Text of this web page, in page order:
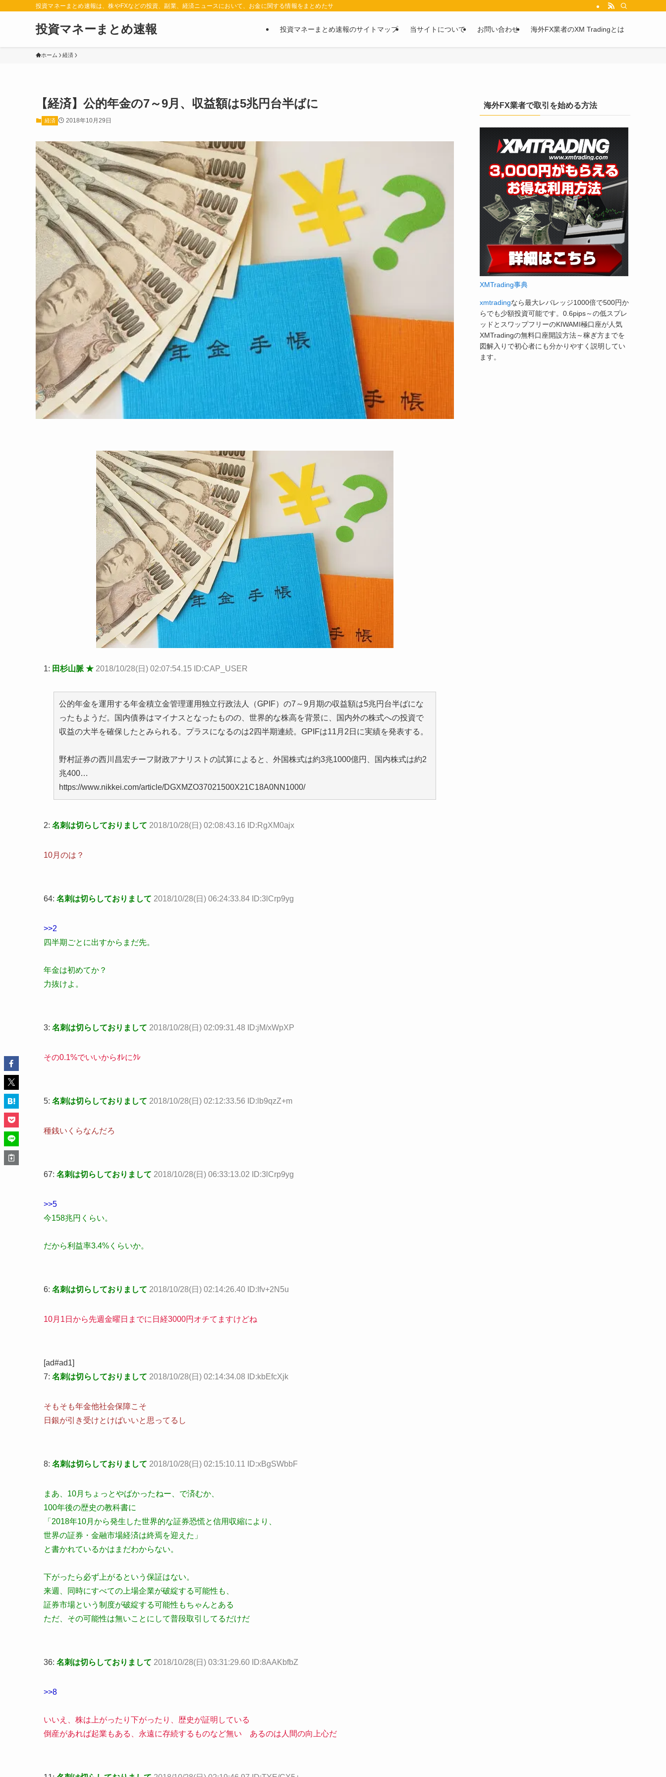
投資マネーまとめ速報は、株やFXなどの投資、副業、経済ニュースにおいて、お金に関する情報をまとめたサイトです。お金に関する情報の口コミや評判を2chや5chからピックアップしています。
投資マネーまとめ速報 投資マネーまとめ速報のサイトマップ 当サイトについて お問い合わせ 海外FX業者のXM Tradingとは
ホーム 経済
【経済】公的年金の7～9月、収益額は5兆円台半ばに
経済 2018年10月29日
1: 田杉山脈 ★ 2018/10/28(日) 02:07:54.15 ID:CAP_USER
公的年金を運用する年金積立金管理運用独立行政法人（GPIF）の7～9月期の収益額は5兆円台半ばにな
ったもようだ。国内債券はマイナスとなったものの、世界的な株高を背景に、国内外の株式への投資で
収益の大半を確保したとみられる。プラスになるのは2四半期連続。GPIFは11月2日に実績を発表する。
野村証券の西川昌宏チーフ財政アナリストの試算によると、外国株式は約3兆1000億円、国内株式は約2
兆400…
https://www.nikkei.com/article/DGXMZO37021500X21C18A0NN1000/
2: 名刺は切らしておりまして 2018/10/28(日) 02:08:43.16 ID:RgXM0ajx
10月のは？
64: 名刺は切らしておりまして 2018/10/28(日) 06:24:33.84 ID:3lCrp9yg
>>2
四半期ごとに出すからまだ先。
年金は初めてか？
力抜けよ。
3: 名刺は切らしておりまして 2018/10/28(日) 02:09:31.48 ID:jM/xWpXP
その0.1%でいいからｵﾚにｸﾚ
5: 名刺は切らしておりまして 2018/10/28(日) 02:12:33.56 ID:lb9qzZ+m
種銭いくらなんだろ
67: 名刺は切らしておりまして 2018/10/28(日) 06:33:13.02 ID:3lCrp9yg
>>5
今158兆円くらい。
だから利益率3.4%くらいか。
6: 名刺は切らしておりまして 2018/10/28(日) 02:14:26.40 ID:Ifv+2N5u
10月1日から先週金曜日までに日経3000円オチてますけどね
[ad#ad1]
7: 名刺は切らしておりまして 2018/10/28(日) 02:14:34.08 ID:kbEfcXjk
そもそも年金他社会保障こそ
日銀が引き受けとけばいいと思ってるし
8: 名刺は切らしておりまして 2018/10/28(日) 02:15:10.11 ID:xBgSWbbF
まあ、10月ちょっとやばかったねー、で済むか、
100年後の歴史の教科書に
「2018年10月から発生した世界的な証券恐慌と信用収縮により、
世界の証券・金融市場経済は終焉を迎えた」
と書かれているかはまだわからない。
下がったら必ず上がるという保証はない。
来週、同時にすべての上場企業が破綻する可能性も、
証券市場という制度が破綻する可能性もちゃんとある
ただ、その可能性は無いことにして普段取引してるだけだ
36: 名刺は切らしておりまして 2018/10/28(日) 03:31:29.60 ID:8AAKbfbZ
>>8
いいえ、株は上がったり下がったり、歴史が証明している
倒産があれば起業もある、永遠に存続するものなど無い あるのは人間の向上心だ
海外FX業者で取引を始める方法
XMTrading事典
xmtradingなら最大レバレッジ1000倍で500円か
らでも少額投資可能です。0.6pips～の低スプレ
ッドとスワップフリーのKIWAMI極口座が人気
XMTradingの無料口座開設方法～稼ぎ方までを
図解入りで初心者にも分かりやすく説明してい
ます。